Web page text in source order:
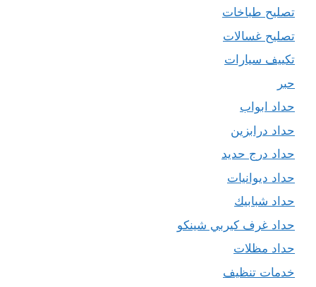
تصليح طباخات
تصليح غسالات
تكييف سيارات
حبر
حداد ابواب
حداد درابزين
حداد درج حديد
حداد ديوانيات
حداد شبابيك
حداد غرف كيربي شينكو
حداد مظلات
خدمات تنظيف